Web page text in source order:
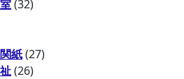
(32)
紙(27)
(26)